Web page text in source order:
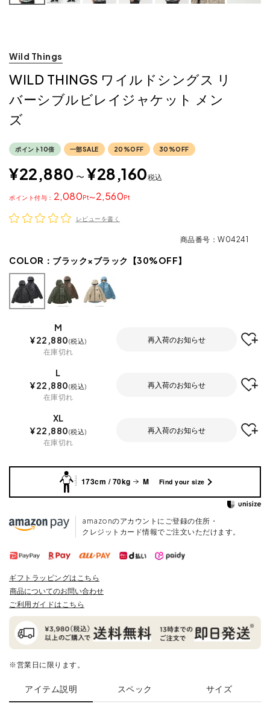
Wild Things
WILD THINGS ワイルドシングス リ
バーシブルビレイジャケット メン
ズ
ポイント10倍 一部SALE 20%OFF 30%OFF
¥22,880 〜 ¥28,160税込
2,080 〜2,560
ポイント
レビューを書く
商品番号 W04241
COLOR： ブラック×ブラック【30%OFF】
M
¥22,880 税込
在庫切れ
再入荷のお知らせ
L
¥22,880 税込
在庫切れ
再入荷のお知らせ
XL
¥22,880 税込
在庫切れ
再入荷のお知らせ
173cm / 70kg M Find your size
amazonのアカウントにご登録の住所・
クレジットカード情報でご注文いただけます。
ギフトラッピングはこちら
商品についてのお問い合わせ
ご利用ガイドはこちら
※営業日に限ります。
アイテム説明 スペック サイズ